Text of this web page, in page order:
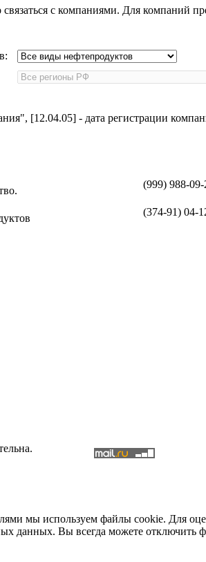
с компаниями. Для компаний
[12.04.05] - дата регистрации
(999) 988-09-
(374-91) 04-
мы используем файлы cookie. Для
данных. Вы всегда можете отключить